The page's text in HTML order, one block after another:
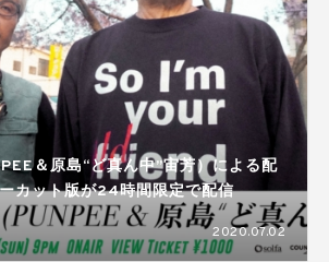
＆原島“ど真ん中”宙芳）による配
カット版が24時間限定で配信
2020.07.02